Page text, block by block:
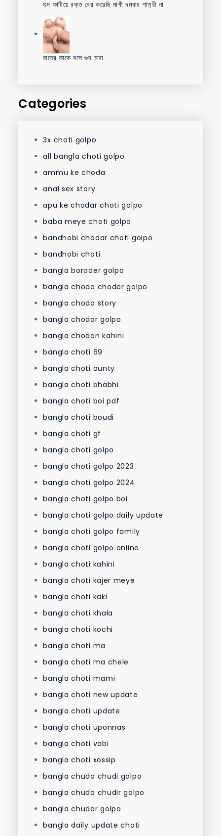
গুদ ফাটিয়ে রক্ত বের করেছি মাগী দমবার পাত্রী না
রানের ফাকে বসে গুদ মারা
Categories
3x choti golpo
all bangla choti golpo
ammu ke choda
anal sex story
apu ke chodar choti golpo
baba meye choti golpo
bandhobi chodar choti golpo
bandhobi choti
bangla boroder golpo
bangla choda choder golpo
bangla choda story
bangla chodar golpo
bangla chodon kahini
bangla choti 69
bangla choti aunty
bangla choti bhabhi
bangla choti boi pdf
bangla choti boudi
bangla choti gf
bangla choti golpo
bangla choti golpo 2023
bangla choti golpo 2024
bangla choti golpo boi
bangla choti golpo daily update
bangla choti golpo family
bangla choti golpo online
bangla choti kahini
bangla choti kajer meye
bangla choti kaki
bangla choti khala
bangla choti kochi
bangla choti ma
bangla choti ma chele
bangla choti mami
bangla choti new update
bangla choti update
bangla choti uponnas
bangla choti vabi
bangla choti xossip
bangla chuda chudi golpo
bangla chuda chudir golpo
bangla chudar golpo
bangla daily update choti